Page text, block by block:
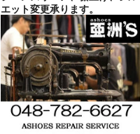
エット変更承ります。